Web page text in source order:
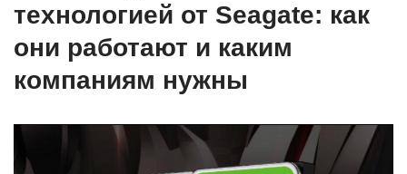
технологией от Seagate: как
они работают и каким
компаниям нужны